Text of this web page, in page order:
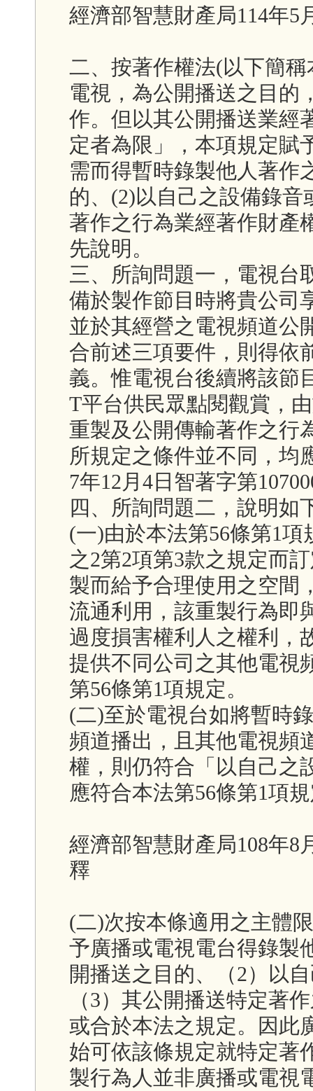
經濟部智慧財產局114年5
二、按著作權法(以下簡
電視，為公開播送之目的
作。但以其公開播送業經
定者為限」，本項規定賦
需而得暫時錄製他人著作
的、(2)以自己之設備錄
著作之行為業經著作財產
先說明。
三、所詢問題一，電視台
備於製作節目時將貴公司
並於其經營之電視頻道公
合前述三項要件，則得依
義。惟電視台後續將該節
T平台供民眾點閱觀賞，
重製及公開傳輸著作之行
所規定之條件並不同，均
7年12月4日智著字第
四、所詢問題二，說明如
(一)由於本法第56條第1
之2第2項第3款之規定而
製而給予合理使用之空間
流通利用，該重製行為即
過度損害權利人之權利，
提供不同公司之其他電視
第56條第1項規定。
(二)至於電視台如將暫時
頻道播出，且其他電視頻
權，則仍符合「以自己之
應符合本法第56條第1項
經濟部智慧財產局108年8
釋
(二)次按本條適用之主體
予廣播或電視電台得錄製
開播送之目的、（2）以
（3）其公開播送特定著
或合於本法之規定。因此
始可依該條規定就特定著
製行為人並非廣播或電視